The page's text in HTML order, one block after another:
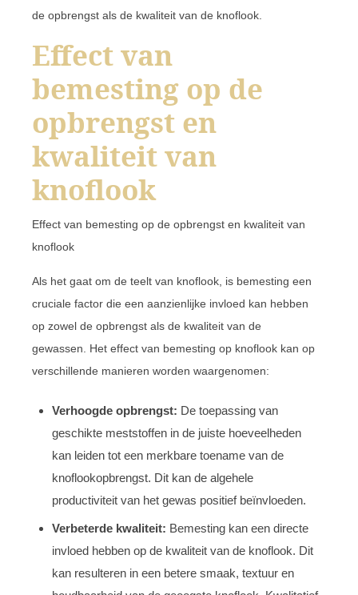
de opbrengst als de kwaliteit van de knoflook.
Effect van
bemesting op de
opbrengst en
kwaliteit van
knoflook
Effect van bemesting op de opbrengst en kwaliteit van
knoflook
Als het gaat om de teelt van knoflook, is bemesting een
cruciale factor die een aanzienlijke invloed kan hebben
op zowel de opbrengst als de kwaliteit van de
gewassen. Het effect van bemesting op knoflook kan op
verschillende manieren worden waargenomen:
Verhoogde opbrengst: De toepassing van
geschikte meststoffen in de juiste hoeveelheden
kan leiden tot een merkbare toename van de
knoflookopbrengst. Dit kan de algehele
productiviteit van het gewas positief beïnvloeden.
Verbeterde kwaliteit: Bemesting kan een directe
invloed hebben op de kwaliteit van de knoflook. Dit
kan resulteren in een betere smaak, textuur en